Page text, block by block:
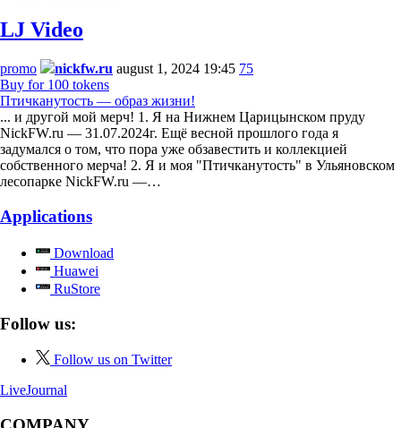
LJ Video
promo nickfw.ru august 1, 2024 19:45 75
Buy for 100 tokens
Птичканутость — образ жизни!
... и другой мой мерч! 1. Я на Нижнем Царицынском пруду
NickFW.ru — 31.07.2024г. Ещё весной прошлого года я
задумался о том, что пора уже обзавестить и коллекцией
собственного мерча! 2. Я и моя "Птичканутость" в Ульяновском
лесопарке NickFW.ru —…
Applications
Download
Huawei
RuStore
Follow us:
Follow us on Twitter
LiveJournal